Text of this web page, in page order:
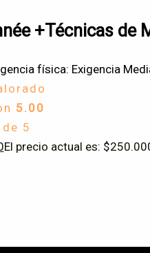
+Técnicas de
física: Exigencia
5.00
de 5
El precio actual es: